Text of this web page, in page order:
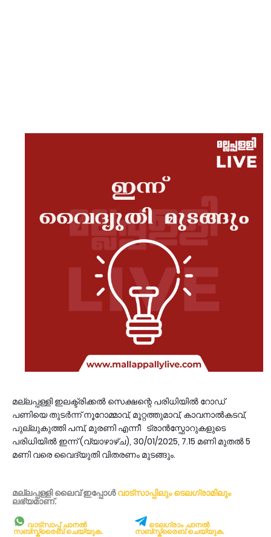
മല്ലപ്പള്ളി ഇലക്ട്രിക്കൽ സെക്ഷന്റെ പരിധിയിൽ റോഡ്
പണിയെ തുടർന്ന് നൂറോമ്മാവ്‌, മൂറ്റത്തുമാവ്‌, കാവനാല്‍കടവ്‌,
പുല്ലുകുത്തി പമ്പ്‌, മുരണി എന്നീ ട്രാൻസ്ഫോറുകളുടെ
പരിധിയിൽ ഇന്ന് (വ്യാഴാഴ്ച), 30/01/2025, 7.15 മണി മുതൽ 5
മണി വരെ വൈദ്യുതി വിതരണം മുടങ്ങും.
മല്ലപ്പള്ളി ലൈവ് ഇപ്പോള്‍വാട്സാപ്പിലും ടെലഗ്രാമിലും
ലഭ്യമാണ്‌.
വാട്സാപ്പ് ചാനൽ
സബ്സ്ക്രൈബ് ചെയ്യുക.
ടെലഗ്രാം ചാനൽ
സബ്സ്ക്രൈബ് ചെയ്യുക.